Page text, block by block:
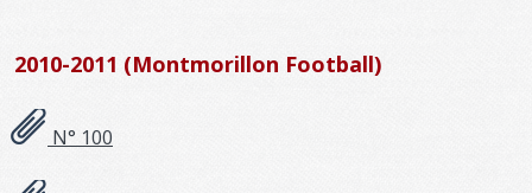
2010-2011 (Montmorillon Football)
N° 100